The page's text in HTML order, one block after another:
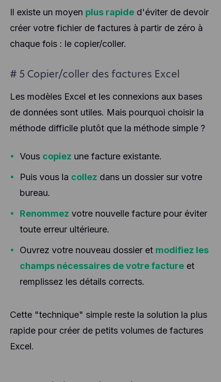
Il existe un moyen plus rapide d'éviter de devoir
créer votre fichier de factures à partir de zéro à
chaque fois : le copier/coller.
# 5 Copier/coller des factures Excel
Les modèles Excel et les connexions aux bases
de données sont utiles. Mais pourquoi choisir la
méthode difficile plutôt que la méthode simple ?
Vous copiez une facture existante.
Puis vous la collez dans un dossier sur votre
bureau.
Renommez votre nouvelle facture pour éviter
toute erreur ultérieure.
Ouvrez votre nouveau dossier et modifiez les
champs nécessaires de votre facture et
remplissez les détails corrects.
Cette "technique" simple reste la solution la plus
rapide pour créer de petits volumes de factures
Excel.
behavior of our users and their devices. Hotjar
profile. Neither Hotjar nor we will ever use this
information to identify individual users or link it to
further data about an individual user.